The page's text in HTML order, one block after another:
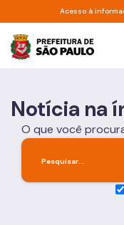
Pular para oAcesso à
Prefeitura
Notícia na
O que você